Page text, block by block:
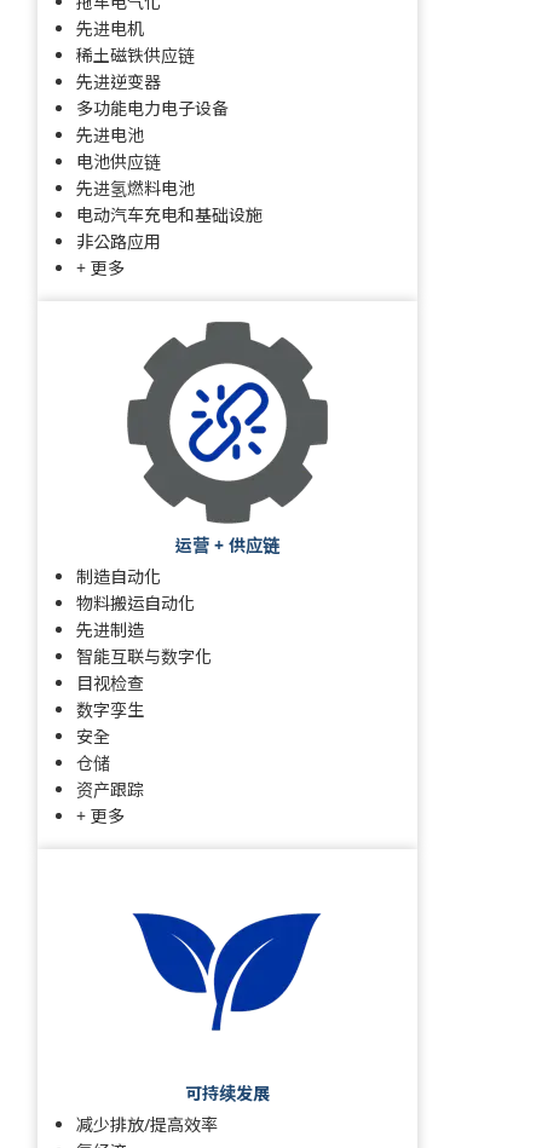
先进电机
稀土磁铁供应链
先进逆变器
多功能电力电子设备
先进电池
电池供应链
先进氢燃料电池
电动汽车充电和基础设施
非公路应用
+ 更多
运营 + 供应链
制造自动化
物料搬运自动化
先进制造
智能互联与数字化
目视检查
数字孪生
安全
仓储
资产跟踪
+ 更多
可持续发展
减少排放/提高效率